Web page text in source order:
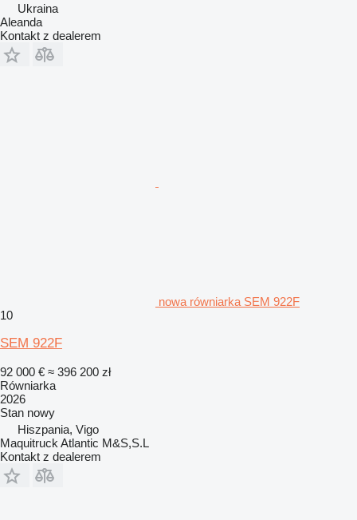
Ukraina
Aleanda
Kontakt z dealerem
nowa równiarka SEM 922F
10
SEM 922F
92 000 € ≈ 396 200 zł
Równiarka
2026
Stan nowy
Hiszpania, Vigo
Maquitruck Atlantic M&S,S.L
Kontakt z dealerem